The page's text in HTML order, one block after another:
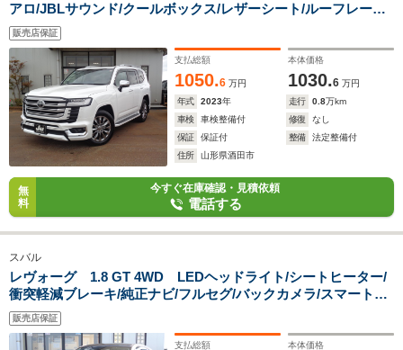
アロ/JBLサウンド/クールボックス/レザーシート/ルーフレール/
リヤ電動デフロック/純正12.3型ナビ
販売店保証
支払総額
1050.6 万円
本体価格
1030.6 万円
年式
2023年 走行 0.8万km
車検
車検整備付 修復
なし
保証
保証付 整備
法定整備付
住所
山形県酒田市
無
料
今すぐ在庫確認・見積依頼
電話する
スバル
レヴォーグ 1.8 GT 4WD LEDヘッドライト/シートヒーター/
衝突軽減ブレーキ/純正ナビ/フルセグ/バックカメラ/スマートキ
ー
販売店保証
支払総額 本体価格